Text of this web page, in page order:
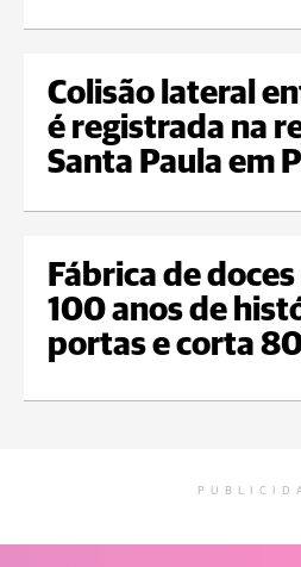
Colisão lateral
é registrada na
Santa Paula em
Fábrica de
100 anos de
portas e corta